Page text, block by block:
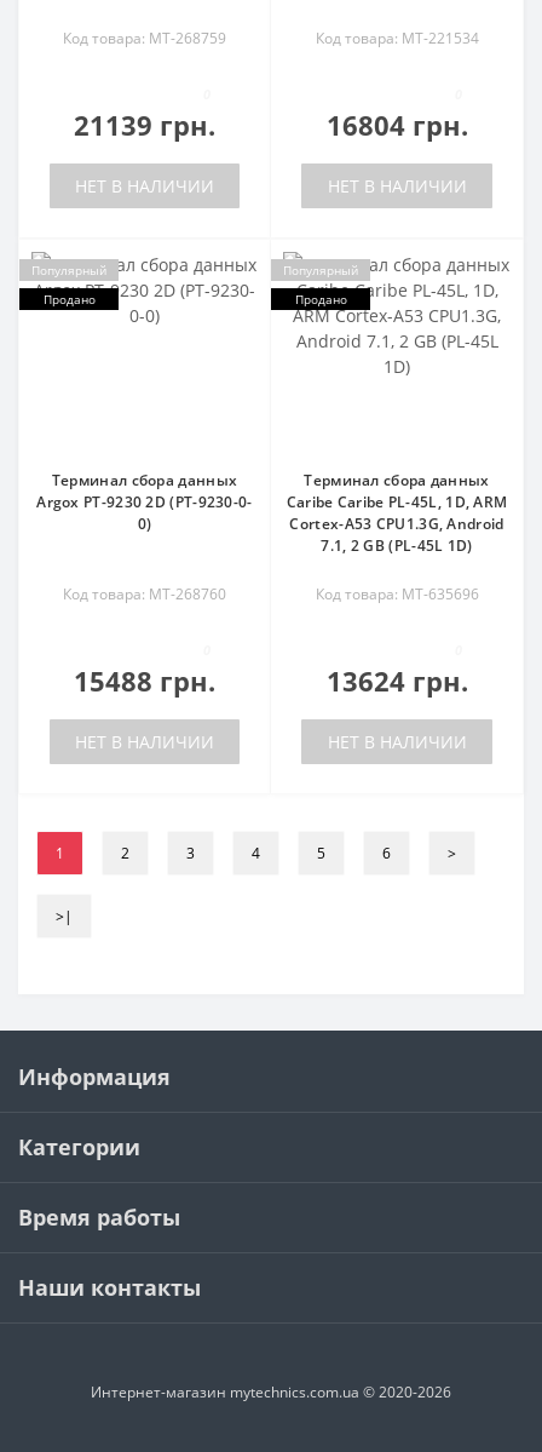
Код товара: MT-268759
21139 грн.
НЕТ В НАЛИЧИИ
Код товара: MT-221534
16804 грн.
НЕТ В НАЛИЧИИ
Популярный
Продано
Терминал сбора данных
Argox PT-9230 2D (PT-9230-0-
0)
Код товара: MT-268760
15488 грн.
НЕТ В НАЛИЧИИ
Популярный
Продано
Терминал сбора данных
Caribe Caribe PL-45L, 1D, ARM
Cortex-A53 CPU1.3G, Android
7.1, 2 GB (PL-45L 1D)
Код товара: MT-635696
13624 грн.
НЕТ В НАЛИЧИИ
1 2 3 4 5 6 >
>|
Информация
Категории
Время работы
Наши контакты
Интернет-магазин mytechnics.com.ua © 2020-2026